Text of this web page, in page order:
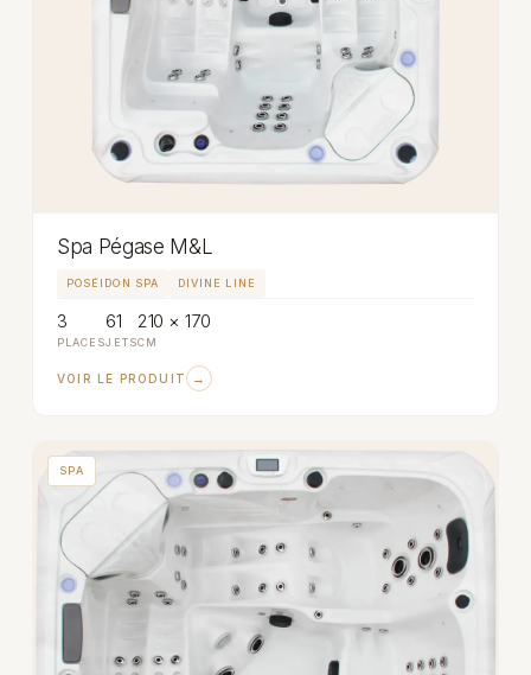
Spa Pégase M&L
POSÉIDON SPA DIVINE LINE
3
PLACES
61
JETS
210 × 170
CM
VOIR LE PRODUIT →
SPA